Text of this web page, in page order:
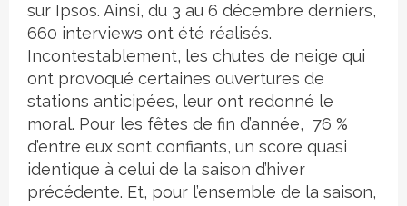
sur Ipsos. Ainsi, du 3 au 6 décembre derniers,
660 interviews ont été réalisés.
Incontestablement, les chutes de neige qui
ont provoqué certaines ouvertures de
stations anticipées, leur ont redonné le
moral. Pour les fêtes de fin d’année, 76 %
d’entre eux sont confiants, un score quasi
identique à celui de la saison d’hiver
précédente. Et, pour l’ensemble de la saison,